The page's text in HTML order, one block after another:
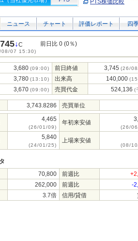
PTS株価比較
ニュース チャート 評価レポート 四
↓C
08/07 15:30)
前日比 0 (0％)
3,680 (09:00) 前日終値 3,745 (26/
3,780 (13:10) 出来高 140,000
3,670 (09:00) 売買代金 524,136 (
3,743.8286 売買単位
4,465
(26/01/09)
年初来安値
(26/
5,840
(24/01/25)
上場来安値
(08/
70,800 前週比
262,000 前週比
-
3.7倍 信用/貸借